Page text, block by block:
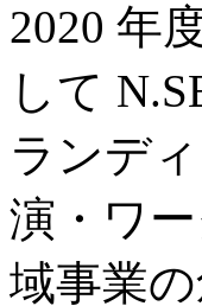
2020 年
して
ランデ
演・ワ
域事業